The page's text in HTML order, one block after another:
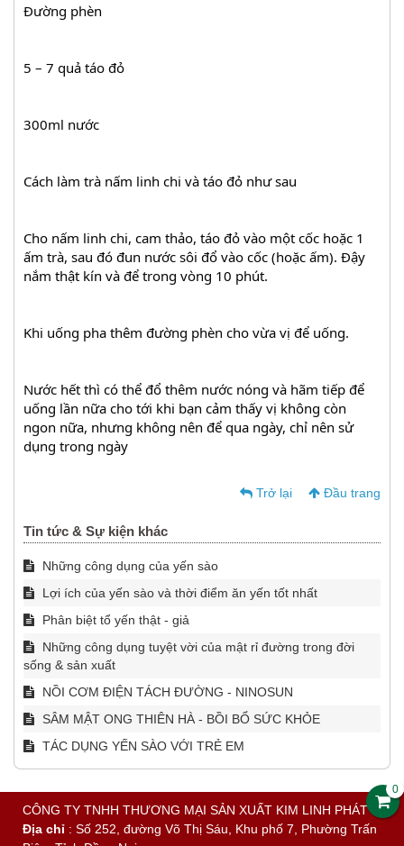
Đường phèn
5 – 7 quả táo đỏ
300ml nước
Cách làm trà nấm linh chi và táo đỏ như sau
Cho nấm linh chi, cam thảo, táo đỏ vào một cốc hoặc 1
ấm trà, sau đó đun nước sôi đổ vào cốc (hoặc ấm). Đậy
nắm thật kín và để trong vòng 10 phút.
Khi uống pha thêm đường phèn cho vừa vị để uống.
Nước hết thì có thể đổ thêm nước nóng và hãm tiếp để
uống lần nữa cho tới khi bạn cảm thấy vị không còn
ngon nữa, nhưng không nên để qua ngày, chỉ nên sử
dụng trong ngày
Trở lại Đầu trang
Tin tức & Sự kiện khác
Những công dụng của yến sào
Lợi ích của yến sào và thời điểm ăn yến tốt nhất
Phân biệt tổ yến thật - giả
Những công dụng tuyệt vời của mật rỉ đường trong đời
sống & sản xuất
NỒI CƠM ĐIỆN TÁCH ĐƯỜNG - NINOSUN
SÂM MẬT ONG THIÊN HÀ - BỒI BỔ SỨC KHỎE
TÁC DỤNG YẾN SÀO VỚI TRẺ EM
CÔNG TY TNHH THƯƠNG MẠI SẢN XUẤT KIM LINH PHÁT
Địa chỉ : Số 252, đường Võ Thị Sáu, Khu phố 7, Phường Trấn
0